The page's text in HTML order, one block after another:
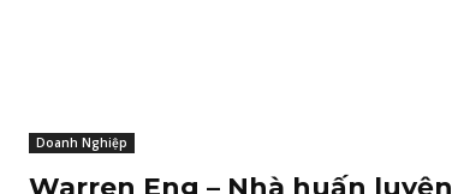
Doanh Nghiệp
Warren Eng – Nhà huấn luyện